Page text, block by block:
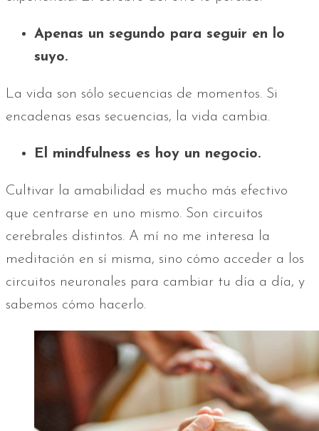
Apenas un segundo para seguir en lo
suyo.
La vida son sólo secuencias de momentos. Si
encadenas esas secuencias, la vida cambia.
El mindfulness es hoy un negocio.
Cultivar la amabilidad es mucho más efectivo
que centrarse en uno mismo. Son circuitos
cerebrales distintos. A mí no me interesa la
meditación en sí misma, sino cómo acceder a los
circuitos neuronales para cambiar tu día a día, y
sabemos cómo hacerlo.